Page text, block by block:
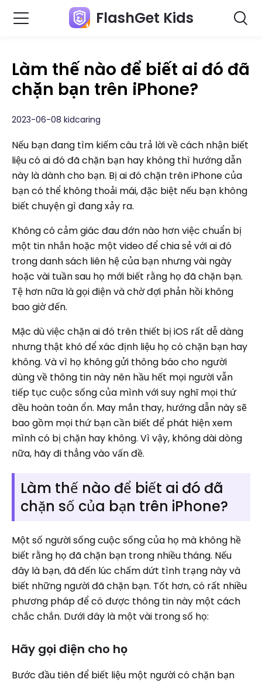
FlashGet Kids
Làm thế nào để biết ai đó đã
chặn bạn trên iPhone?
2023-06-08 kidcaring
Nếu bạn đang tìm kiếm câu trả lời về cách nhận biết
liệu có ai đó đã chặn bạn hay không thì hướng dẫn
này là dành cho bạn. Bị ai đó chặn trên iPhone của
bạn có thể không thoải mái, đặc biệt nếu bạn không
biết chuyện gì đang xảy ra.
Không có cảm giác đau đớn nào hơn việc chuẩn bị
một tin nhắn hoặc một video để chia sẻ với ai đó
trong danh sách liên hệ của bạn nhưng vài ngày
hoặc vài tuần sau họ mới biết rằng họ đã chặn bạn.
Tệ hơn nữa là gọi điện và chờ đợi phản hồi không
bao giờ đến.
Mặc dù việc chặn ai đó trên thiết bị iOS rất dễ dàng
nhưng thật khó để xác định liệu họ có chặn bạn hay
không. Và vì họ không gửi thông báo cho người
dùng về thông tin này nên hầu hết mọi người vẫn
tiếp tục cuộc sống của mình với suy nghĩ mọi thứ
đều hoàn toàn ổn. May mắn thay, hướng dẫn này sẽ
bao gồm mọi thứ bạn cần biết để phát hiện xem
mình có bị chặn hay không. Vì vậy, không dài dòng
nữa, hãy đi thẳng vào vấn đề.
Làm thế nào để biết ai đó đã
chặn số của bạn trên iPhone?
Một số người sống cuộc sống của họ mà không hề
biết rằng họ đã chặn bạn trong nhiều tháng. Nếu
đây là bạn, đã đến lúc chấm dứt tình trạng này và
biết những người đã chặn bạn. Tốt hơn, có rất nhiều
phương pháp để có được thông tin này một cách
chắc chắn. Dưới đây là một vài trong số họ:
Hãy gọi điện cho họ
Bước đầu tiên để biết liệu một người có chặn bạn